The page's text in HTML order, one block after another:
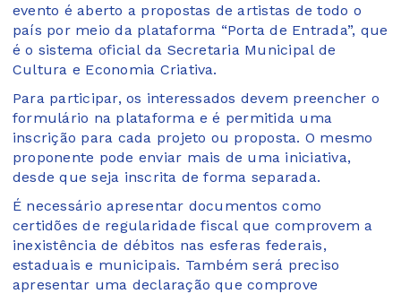
evento é aberto a propostas de artistas de todo o
país por meio da plataforma “Porta de Entrada”, que
é o sistema oficial da Secretaria Municipal de
Cultura e Economia Criativa.
Para participar, os interessados devem preencher o
formulário na plataforma e é permitida uma
inscrição para cada projeto ou proposta. O mesmo
proponente pode enviar mais de uma iniciativa,
desde que seja inscrita de forma separada.
É necessário apresentar documentos como
certidões de regularidade fiscal que comprovem a
inexistência de débitos nas esferas federais,
estaduais e municipais. Também será preciso
apresentar uma declaração que comprove